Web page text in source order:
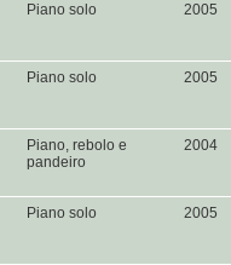
Piano solo 2005
Piano solo 2005
Piano, rebolo e
pandeiro
2004
Piano solo 2005